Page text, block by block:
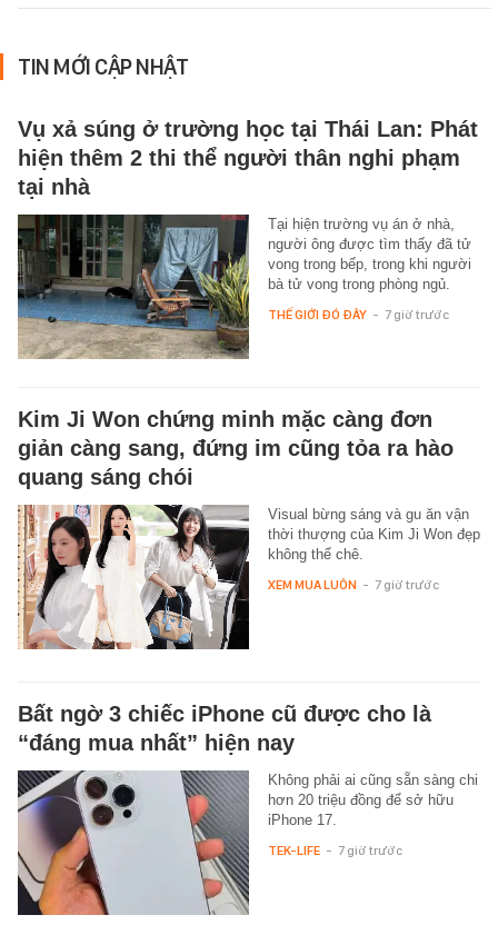
TIN MỚI CẬP NHẬT
Vụ xả súng ở trường học tại Thái Lan: Phát
hiện thêm 2 thi thể người thân nghi phạm
tại nhà
Tại hiện trường vụ án ở nhà,
người ông được tìm thấy đã tử
vong trong bếp, trong khi người
bà tử vong trong phòng ngủ.
THẾ GIỚI ĐÓ ĐÂY - 7 giờ trước
Kim Ji Won chứng minh mặc càng đơn
giản càng sang, đứng im cũng tỏa ra hào
quang sáng chói
Visual bừng sáng và gu ăn vận
thời thượng của Kim Ji Won đẹp
không thể chê.
XEM MUA LUÔN - 7 giờ trước
Bất ngờ 3 chiếc iPhone cũ được cho là
“đáng mua nhất” hiện nay
Không phải ai cũng sẵn sàng chi
hơn 20 triệu đồng để sở hữu
iPhone 17.
TEK-LIFE - 7 giờ trước